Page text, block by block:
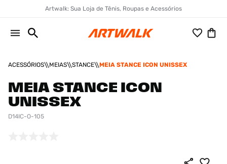
Artwalk: Sua Loja de Tênis, Roupas e Acessórios
ACESSÓRIOS MEIAS STANCE MEIA STANCE ICON UNISSEX
MEIA STANCE ICON
UNISSEX
D14IC-O-105